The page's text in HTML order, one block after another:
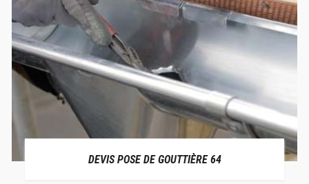
DEVIS POSE DE GOUTTIÈRE 64